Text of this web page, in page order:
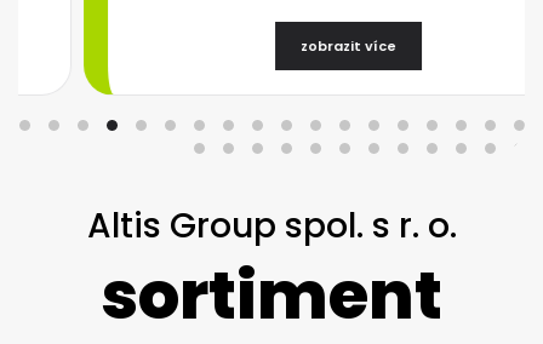
zobrazit více
Altis Group spol. s r. o.
sortiment